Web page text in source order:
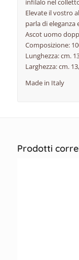
infilalo nel
Elevate il vostro
parla di eleganza
Ascot uomo
Composizione:
Lunghezza: cm.
Larghezza: cm.
Made in Italy
Prodotti